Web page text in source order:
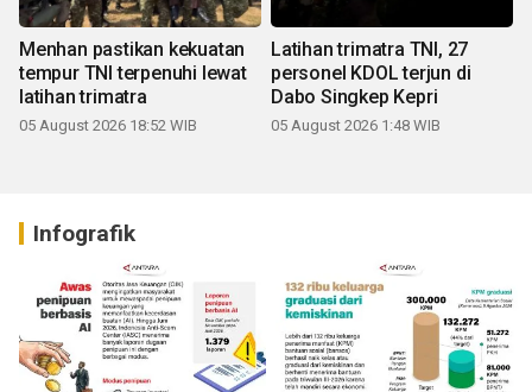
Menhan pastikan kekuatan
tempur TNI terpenuhi lewat
latihan trimatra
05 August 2026 18:52 WIB
Latihan trimatra TNI, 27
personel KDOL terjun di
Dabo Singkep Kepri
05 August 2026 1:48 WIB
Infografik